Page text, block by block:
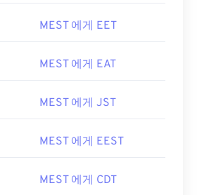
MEST 에게 EET
MEST 에게 EAT
MEST 에게 JST
MEST 에게 EEST
MEST 에게 CDT